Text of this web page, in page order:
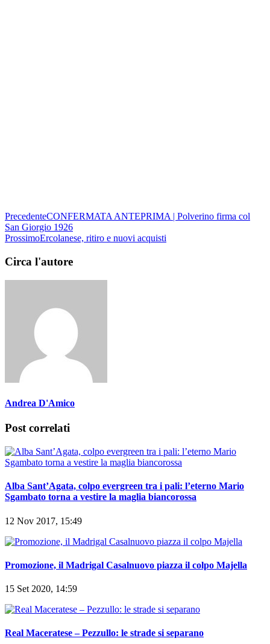
PrecedenteCONFERMATA ANTEPRIMA | Polverino firma col
San Giorgio 1926
ProssimoErcolanese, ritiro e nuovi acquisti
Circa l'autore
Andrea D'Amico
Post correlati
Alba Sant’Agata, colpo evergreen tra i pali: l’eterno Mario
Sgambato torna a vestire la maglia biancorossa
12 Nov 2017, 15:49
Promozione, il Madrigal Casalnuovo piazza il colpo Majella
15 Set 2020, 14:59
Real Maceratese – Pezzullo: le strade si separano